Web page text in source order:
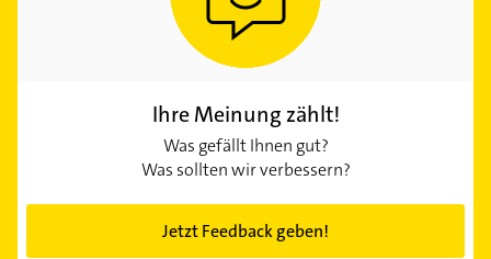
Ihre Meinung zählt!
Was gefällt Ihnen gut?
Was sollten wir verbessern?
Jetzt Feedback geben!